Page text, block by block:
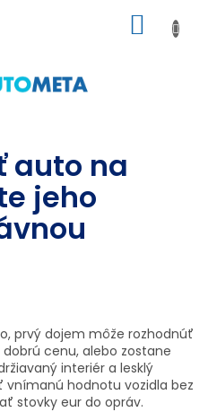
KOŠÍK
auto na
jeho
prvý dojem môže rozhodnúť
cenu, alebo zostane
interiér a lesklý
vnímanú hodnotu vozidla bez
stovky eur do opráv.